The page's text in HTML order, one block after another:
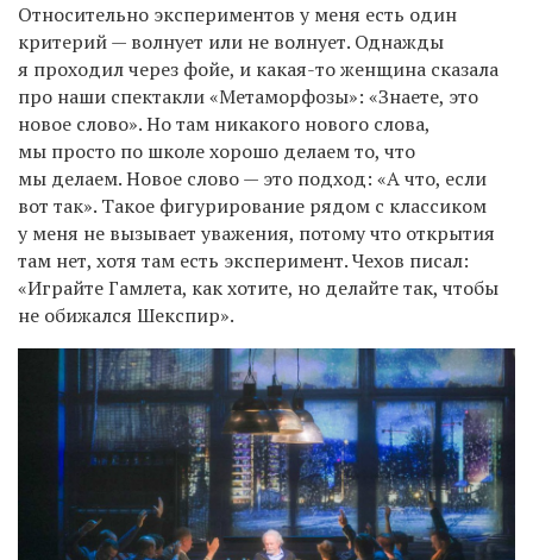
Относительно экспериментов у меня есть один
критерий — волнует или не волнует. Однажды
я проходил через фойе, и какая-то женщина сказала
про наши спектакли «Метаморфозы»: «Знаете, это
новое слово». Но там никакого нового слова,
мы просто по школе хорошо делаем то, что
мы делаем. Новое слово — это подход: «А что, если
вот так». Такое фигурирование рядом с классиком
у меня не вызывает уважения, потому что открытия
там нет, хотя там есть эксперимент. Чехов писал:
«Играйте Гамлета, как хотите, но делайте так, чтобы
не обижался Шекспир».